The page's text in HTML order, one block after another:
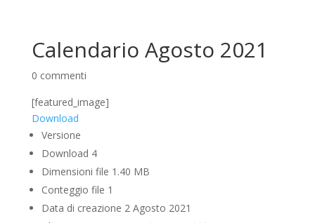
Calendario Agosto 2021
0 commenti
[featured_image]
Download
Versione
Download 4
Dimensioni file 1.40 MB
Conteggio file 1
Data di creazione 2 Agosto 2021